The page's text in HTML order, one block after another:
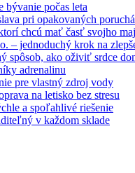
bývanie počas leta
pri opakovaných
chcú mať časť svojho
– jednoduchý krok na
spôsob, ako oživiť srdce
adrenalinu
pre vlastný zdroj vody
na letisko bez stresu
a spoľahlivé riešenie
v každom sklade